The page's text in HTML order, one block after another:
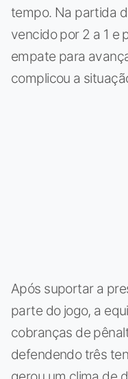
tempo. Na partida
vencido por 2 a 1 e
empate para
complicou a
Após suportar a
parte do jogo, a
cobranças de
defendendo três